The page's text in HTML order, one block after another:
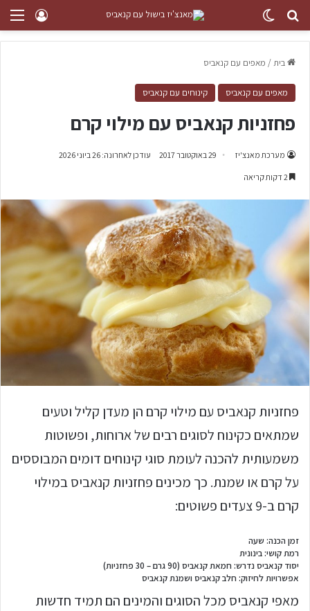
בית/ מאפים עם קנאביס
מאפים עם קנאביס קינוחים עם קנאביס
פחזניות קנאביס עם מילוי קרם
מערכת מאנצ'יז 29 באוקטובר 2017 עודכן לאחרונה: 26 ביוני 2026
פחזניות קנאביס עם מילוי קרם הן מעדן קליל וטעים
שמתאים כקינוח לסוגים רבים של ארוחות, ופשוטות
משמעותית להכנה לעומת סוגי קינוחים דומים המבוססים
על קרם או שמנת. כך מכינים פחזניות קנאביס במילוי
קרם ב-9 צעדים פשוטים:
זמן הכנה: שעה
רמת קושי: בינונית
יסוד קנאביס נדרש: חמאת קנאביס (90 גרם – 30 פחזניות)
אפשרויות לחיזוק: חלב קנאביס ושמנת קנאביס
מאפי קנאביס מכל הסוגים והמינים הם תמיד חדשות